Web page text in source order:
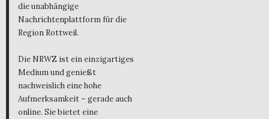
die unabhängige
Nachrichtenplattform für die
Region Rottweil.
Die NRWZ ist ein einzigartiges
Medium und genießt
nachweislich eine hohe
Aufmerksamkeit – gerade auch
online. Sie bietet eine